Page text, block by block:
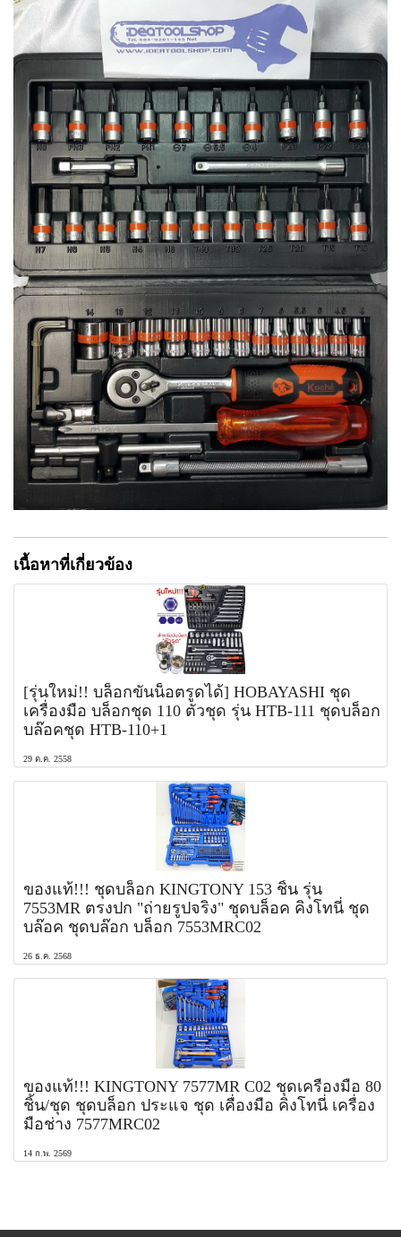
เนื้อหาที่เกี่ยวข้อง
[รุ่นใหม่!! บล็อกขันน็อตรูดได้] HOBAYASHI ชุด
เครื่องมือ บล็อกชุด 110 ตัวชุด รุ่น HTB-111 ชุดบล็อก
บล๊อคชุด HTB-110+1
29 ต.ค. 2558
ของแท้!!! ชุดบล็อก KINGTONY 153 ชิ้น รุ่น
7553MR ตรงปก "ถ่ายรูปจริง" ชุดบล็อค คิงโทนี่ ชุด
บล๊อค ชุดบล๊อก บล็อก 7553MRC02
26 ธ.ค. 2568
ของแท้!!! KINGTONY 7577MR C02 ชุดเครื่องมือ 80
ชิ้น/ชุด ชุดบล็อก ประแจ ชุด เคื่องมือ คิงโทนี่ เครื่อง
มือช่าง 7577MRC02
14 ก.พ. 2569